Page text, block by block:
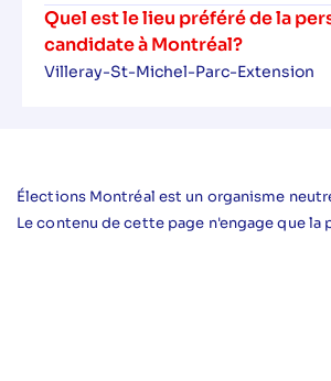
Quel est le lieu préféré de la
candidate à Montréal?
Villeray-St-Michel-Parc-Extension
Élections Montréal est un organisme
Le contenu de cette page n'engage que la